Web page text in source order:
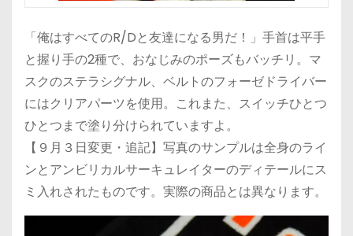
「俺はすべてのR/Dと友達になる男だ！」手首は平手
と握り手の2種で、おなじみのポーズもバッチリ。マ
スクのステラシグナル、ベルトのフォーゼドライバー
にはクリアパーツを使用。これまた、スイッチひとつ
ひとつまで塗り分けられていますよ。
【９月３日変更・追記】写真のサンプルは全身のライ
ンとアンビリカルサーキュレイターのディテールにス
ミ入れされたものです。実際の商品とは異なります。